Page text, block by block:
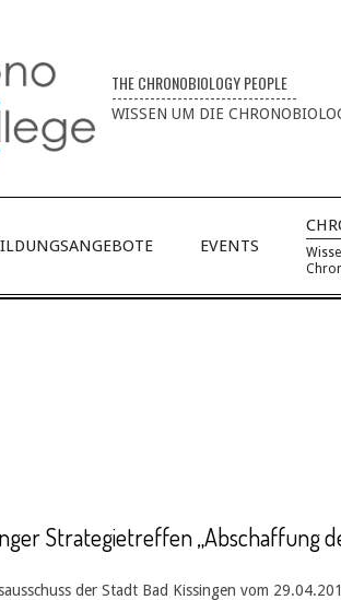
THE CHRONOBIOLOGY PEOPLE
----------------------------------
WISSEN UM DIE
EVENTS
Strategietreffen „Abschaffung
der Stadt Bad Kissingen vom